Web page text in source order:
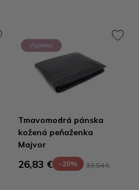
Výpredaj
Tmavomodrá pánska
kožená peňaženka
Majvor
26,83 € -20% 33,54 €